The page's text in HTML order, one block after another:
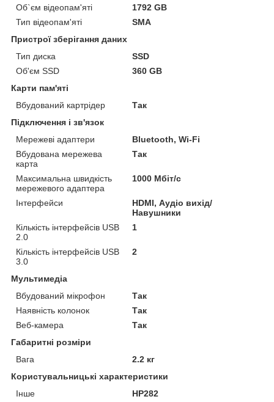
Об`єм відеопам'яті
1792 GB
Тип відеопам'яті
SMA
Пристрої зберігання даних
Тип диска
SSD
Об'єм SSD
360 GB
Карти пам'яті
Вбудований картрідер
Так
Підключення і зв'язок
Мережеві адаптери
Bluetooth, Wi-Fi
Вбудована мережева
карта
Так
Максимальна швидкість
мережевого адаптера
1000 Мбіт/с
Інтерфейси
HDMI, Аудіо вихід/
Навушники
Кількість інтерфейсів USB
2.0
1
Кількість інтерфейсів USB
3.0
2
Мультимедіа
Вбудований мікрофон
Так
Наявність колонок
Так
Веб-камера
Так
Габаритні розміри
Вага
2.2 кг
Користувальницькі характеристики
Інше
HP282